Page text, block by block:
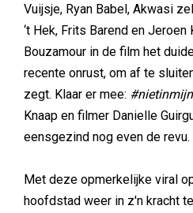
Vuijsje, Ryan Babel, Akwasi
‘t Hek, Frits Barend en Jeroen
Bouzamour in de film het
recente onrust, om af te
zegt. Klaar er mee:
Knaap en filmer Danielle
eensgezind nog even de revu.
Met deze opmerkelijke viral
hoofdstad weer in z'n kracht